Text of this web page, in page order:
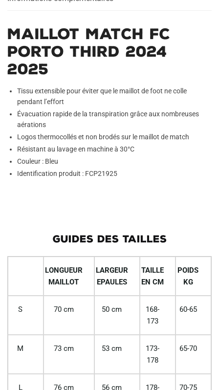
Maillot Match FC
Porto Third 2024
2025
Tissu extensible pour éviter que le maillot de foot ne colle
pendant l’effort
Évacuation rapide de la transpiration grâce aux nombreuses
aérations
Logos thermocollés et non brodés sur le maillot de match
Résistant au lavage en machine à 30°C
Couleur : Bleu
Identification produit : FCP21925
GUIDES DES TAILLES
LONGUEUR
MAILLOT
LARGEUR
EPAULES
TAILLE
EN CM
POIDS
KG
S 70 cm 50 cm
168-
173
60-65
M 73 cm 53 cm
173-
178
65-70
L 76 cm 56 cm
178-
70-75